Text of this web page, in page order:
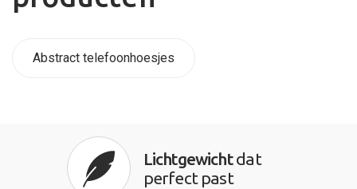
Abstract telefoonhoesjes
Lichtgewichtdat
perfect past